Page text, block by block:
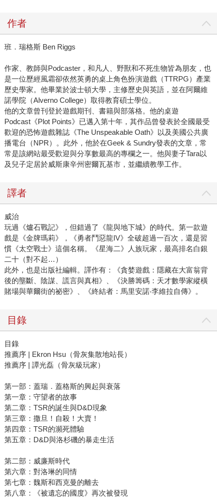
作者
班．瑞格斯 Ben Riggs
作家、教師與Podcaster，和凡人、野獸和不死生物皆為朋友，也
是一位歷經風霜卻依然英勇的桌上角色扮演遊戲（TTRPG）產業
歷史學家。他畢業於波士頓大學，主修歷史與英語，並在阿爾維
諾學院（Alverno College）取得教育碩士學位。
他的文章曾刊登於遊戲期刊、書籍與部落格。他的桌遊
Podcast《Plot Points》已邁入第十年，其作品曾發表於全國最受
歡迎的恐怖遊戲雜誌《The Unspeakable Oath》以及美國公共廣
播電台（NPR）。此外，他於在Geek & Sundry發表的文章，常
常是該網站最受歡迎與分享數最高的專欄之一。他與妻子Tara以
及兒子定居於威斯康辛州密爾瓦基市，並繼續教學工作。
譯者
威治
玩過《爐石戰記》，但錯過了《龍與地下城》的時代。第一款遊
戲是《金牌瑪莉》，《勇者鬥惡龍IV》全破超過一百次，還是習
慣《太空戰士》這個名稱。《星海二》人族玩家，最高排名白銀
二十（對不起…）
此外，也是出版社編輯。譯作有：《貪婪遊戲：隱藏在大富翁背
後的壟斷、陰謀、謊言與真相》、《決勝籌碼：天才數學家縱橫
賭場與華爾街的祕密》、《終結者：馬里安諾‧李維拉自傳》。
目錄
目錄
推薦序 | Ekron Hsu（骨灰集散地站長）
推薦序 | 譚光磊（骨灰級玩家）
第一部：蓋瑞．蓋格斯的興起與衰落
第一章：守望者的故事
第二章：TSR的誕生與D&D現象
第三章：撒旦！自殺！大賣！
第四章：TSR的瀕死體驗
第五章：D&D與洛杉磯的暴走生活
第二部：威廉斯時代
第六章：對洛琳的同情
第七章：魏斯和西克曼的離去
第八章：《被遺忘的國度》再次被發現